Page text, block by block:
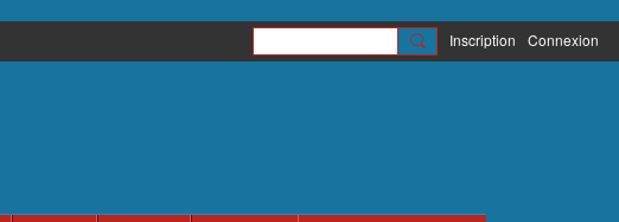
Inscription Connexion